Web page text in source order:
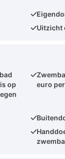
Uitzicht
op
euro